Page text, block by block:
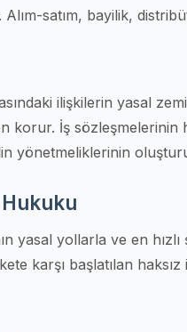
satım, bayilik,
ilişkilerin yasal
korur. İş sözleşmelerinin
yönetmeliklerinin
yasal yollarla ve en
karşı başlatılan